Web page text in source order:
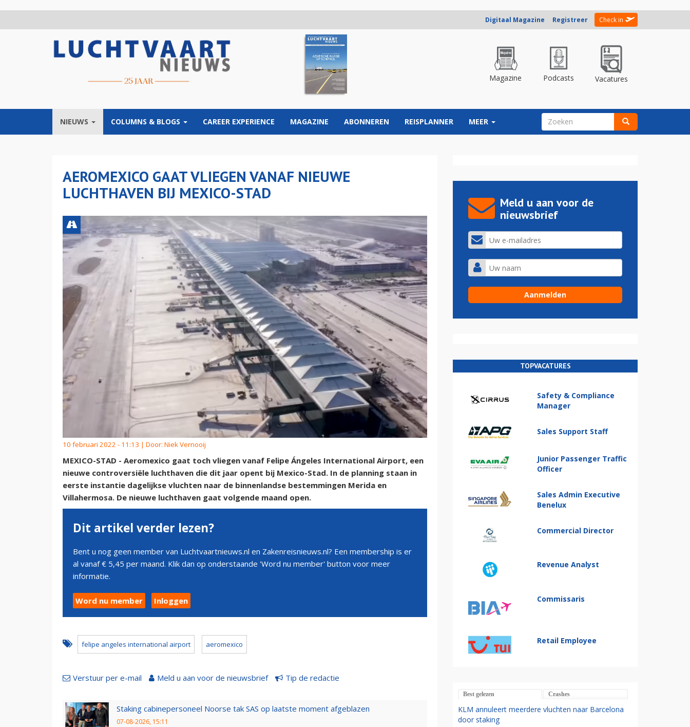
Digitaal Magazine Registreer Check in
Magazine Podcasts Vacatures
NIEUWS COLUMNS & BLOGS CAREER EXPERIENCE MAGAZINE ABONNEREN REISPLANNER MEER ZOEKVELD
AEROMEXICO GAAT VLIEGEN VANAF NIEUWE
LUCHTHAVEN BIJ MEXICO-STAD
10 februari 2022 - 11:13 | Door: Niek Vernooij
MEXICO-STAD - Aeromexico gaat toch vliegen vanaf Felipe Ángeles International Airport, een
nieuwe controversiële luchthaven die dit jaar opent bij Mexico-Stad. In de planning staan in
eerste instantie dagelijkse vluchten naar de binnenlandse bestemmingen Merida en
Villahermosa. De nieuwe luchthaven gaat volgende maand open.
Dit artikel verder lezen?
Bent u nog geen member van Luchtvaartnieuws.nl en Zakenreisnieuws.nl? Een membership is er
al vanaf € 5,45 per maand. Klik dan op onderstaande 'Word nu member' button voor meer
informatie.
Word nu member Inloggen
felipe angeles international airport aeromexico
Verstuur per e-mail Meld u aan voor de nieuwsbrief Tip de redactie
Staking cabinepersoneel Noorse tak SAS op laatste moment afgeblazen
07-08-2026, 15:11
Meld u aan voor de
nieuwsbrief
TOPVACATURES
Safety & Compliance
Manager
Sales Support Staff
Junior Passenger Traffic
Officer
Sales Admin Executive
Benelux
Commercial Director
Revenue Analyst
Commissaris
Retail Employee
Best gelezen Crashes
KLM annuleert meerdere vluchten naar Barcelona
door staking